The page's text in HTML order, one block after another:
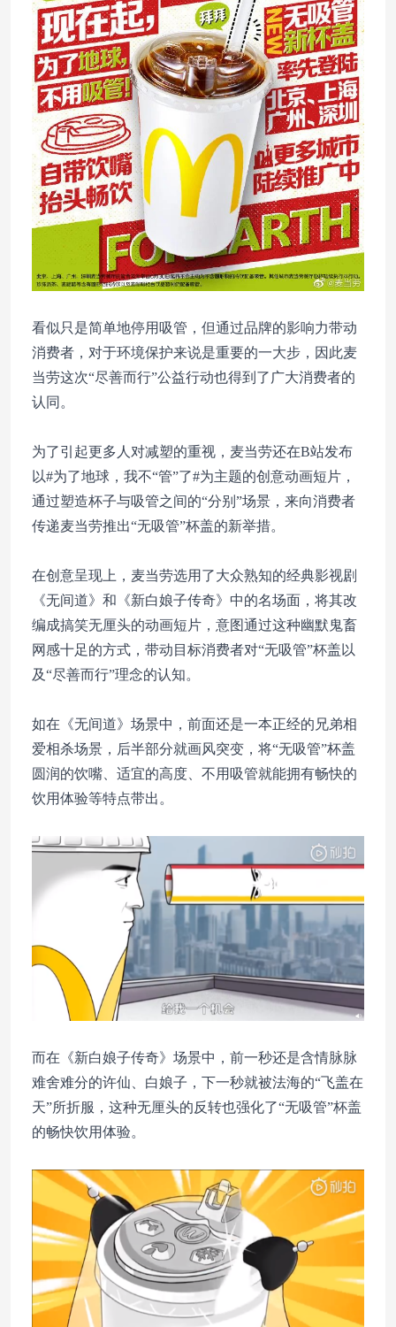
看似只是简单地停用吸管，但通过品牌的影响力带动
消费者，对于环境保护来说是重要的一大步，因此麦
当劳这次“尽善而行”公益行动也得到了广大消费者的
认同。
为了引起更多人对减塑的重视，麦当劳还在B站发布
以#为了地球，我不“管”了#为主题的创意动画短片，
通过塑造杯子与吸管之间的“分别”场景，来向消费者
传递麦当劳推出“无吸管”杯盖的新举措。
在创意呈现上，麦当劳选用了大众熟知的经典影视剧
《无间道》和《新白娘子传奇》中的名场面，将其改
编成搞笑无厘头的动画短片，意图通过这种幽默鬼畜
网感十足的方式，带动目标消费者对“无吸管”杯盖以
及“尽善而行”理念的认知。
如在《无间道》场景中，前面还是一本正经的兄弟相
爱相杀场景，后半部分就画风突变，将“无吸管”杯盖
圆润的饮嘴、适宜的高度、不用吸管就能拥有畅快的
饮用体验等特点带出。
而在《新白娘子传奇》场景中，前一秒还是含情脉脉
难舍难分的许仙、白娘子，下一秒就被法海的“飞盖在
天”所折服，这种无厘头的反转也强化了“无吸管”杯盖
的畅快饮用体验。